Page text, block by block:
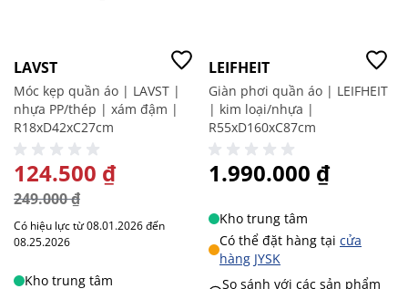
LAVST
Móc kẹp quần áo | LAVST |
nhựa PP/thép | xám đậm |
R18xD42xC27cm
GIÁ ĐẶC BIỆT
124.500 ₫
249.000 ₫
Có hiệu lực từ 08.01.2026 đến
08.25.2026
Kho trung tâm
LEIFHEIT
Giàn phơi quần áo | LEIFHEIT
| kim loại/nhựa |
R55xD160xC87cm
1.990.000 ₫
Kho trung tâm
Có thể đặt hàng tại cửa
hàng JYSK
So sánh với các sản phẩm
2Mục